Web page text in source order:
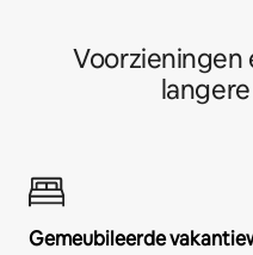
Voorzieningen
Gemeubileerde